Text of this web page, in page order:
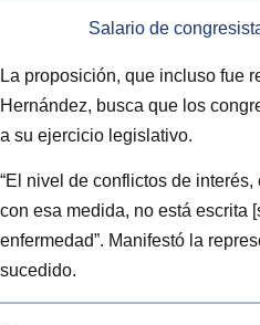
Salario de
La proposición, que incluso fue
Hernández, busca que los
a su ejercicio legislativo.
“El nivel de conflictos de
con esa medida, no está escrita
enfermedad”. Manifestó la
sucedido.